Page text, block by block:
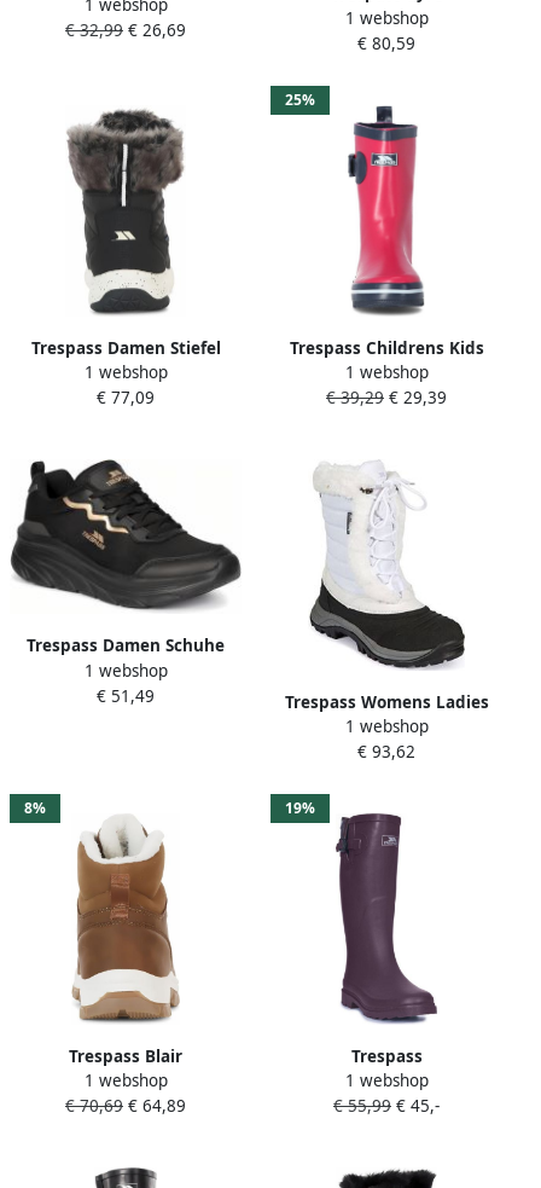
Unisex Aqua Shoe Black
1 webshop
€ 32,99 € 26,69
Wandelschoenen Bruin
Vrouw
1 webshop
€ 80,59
Trespass Damen Stiefel
Kenna Female Boot Black
1 webshop
€ 77,09
25%
Trespass Childrens Kids
Trumpet Welly Wellington
Boots (Pink Lady)
1 webshop
€ 39,29 € 29,39
Trespass Damen Schuhe
Ave Active Trainer Black
1 webshop
€ 51,49
Trespass Womens Ladies
Stalagmite II Snowboots
(White)
1 webshop
€ 93,62
8%
Trespass Blair
Wandelschoenen Bruin
Vrouw
1 webshop
€ 70,69 € 64,89
19%
Trespass
damesrubberlaarzen
Damon Female Welly
1 webshop
€ 55,99 € 45,-